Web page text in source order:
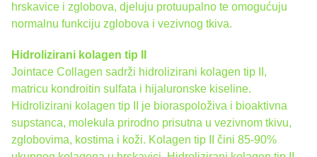
hrskavice i zglobova, djeluju protuupalno te omogućuju
normalnu funkciju zglobova i vezivnog tkiva.
Hidrolizirani kolagen tip II
Jointace Collagen sadrži hidrolizirani kolagen tip II,
matricu kondroitin sulfata i hijaluronske kiseline.
Hidrolizirani kolagen tip II je bioraspoloživa i bioaktivna
supstanca, molekula prirodno prisutna u vezivnom tkivu,
zglobovima, kostima i koži. Kolagen tip II čini 85-90%